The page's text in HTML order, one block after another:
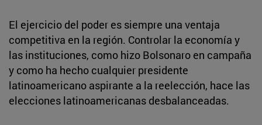
El ejercicio del poder es siempre una ventaja
competitiva en la región. Controlar la economía y
las instituciones, como hizo Bolsonaro en campaña
y como ha hecho cualquier presidente
latinoamericano aspirante a la reelección, hace las
elecciones latinoamericanas desbalanceadas.